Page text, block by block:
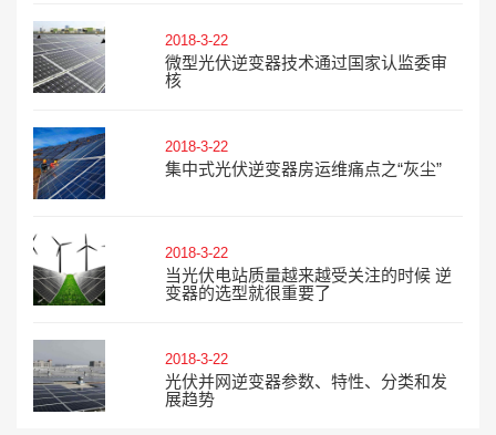
2018-3-22
微型光伏逆变器技术通过国家认监委审
核
2018-3-22
集中式光伏逆变器房运维痛点之“灰尘”
2018-3-22
当光伏电站质量越来越受关注的时候 逆
变器的选型就很重要了
2018-3-22
光伏并网逆变器参数、特性、分类和发
展趋势